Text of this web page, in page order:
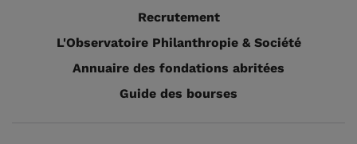
Recrutement
L'Observatoire Philanthropie & Société
Annuaire des fondations abritées
Guide des bourses